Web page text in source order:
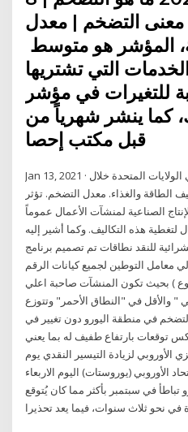
التضخم | معدل
المؤشر هو متوسط
التي تشتريها
للتغيرات في مؤشر
كما ينشر شهرياً من
قبل مكتب إحصا
Jan 13, 2021 · مباشر: تسارع معدل التضخم في الولايات المتحدة خلال
الطاقة والغذاء. معدل التضخم. تؤثر
الصناعية لمنشآت الأعمال عموماً
هذه التكاليف. وكما أشير إليه
للنقد نطاقات تم تصميم برنامج
التوطين لجميع كيانات الرقم
على (26 أسبوع ) بحيث تكون المنشآت صاحبة اعلي
" والأقل في "النطاق الأحمر" وتتوزع
في منطقة اليورو دون تغيير في
توقعات بارتفاع طفيف له بما يعني
لزيادة التيسير النقدي يوم
الأوروبي (يوروستات) اليوم الاربعاء
في سبتمبر بأكثر مما كان يُتوقع
نحو ثلاث سنوات، فيما يعد تحذيرا